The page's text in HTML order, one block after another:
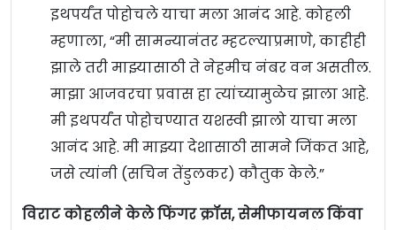
इथपर्यंत पोहोचले याचा मला आनंद आहे. कोहली
म्हणाला, “मी सामन्यानंतर म्हटल्याप्रमाणे, काहीही
झाले तरी माझ्यासाठी ते नेहमीच नंबर वन असतील.
माझा आजवरचा प्रवास हा त्यांच्यामुळेच झाला आहे.
मी इथपर्यंत पोहोचण्यात यशस्वी झालो याचा मला
आनंद आहे. मी माझ्या देशासाठी सामने जिंकत आहे,
जसे त्यांनी (सचिन तेंडुलकर) कौतुक केले.”
विराट कोहलीने केले फिंगर क्रॉस, सेमीफायनल किंवा